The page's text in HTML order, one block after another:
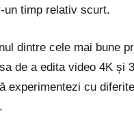
timp relativ scurt.
dintre cele mai bune
de a edita video 4K și
experimentezi cu